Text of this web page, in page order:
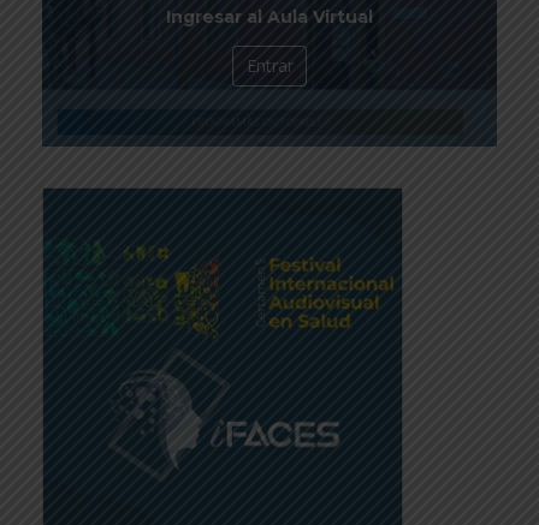
Ingresar al Aula Virtual
Entrar